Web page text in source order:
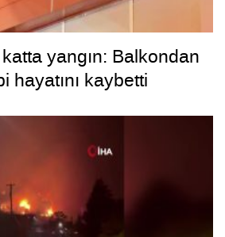
yangın: Balkondan
hayatını kaybetti